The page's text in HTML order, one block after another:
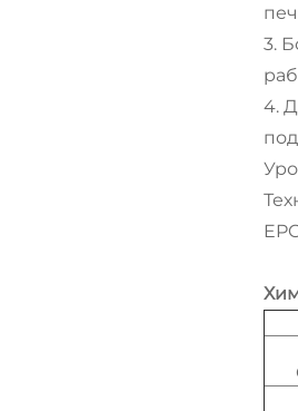
3.
4.